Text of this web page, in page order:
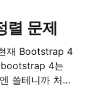
렬 문제
쓸테니까 처음